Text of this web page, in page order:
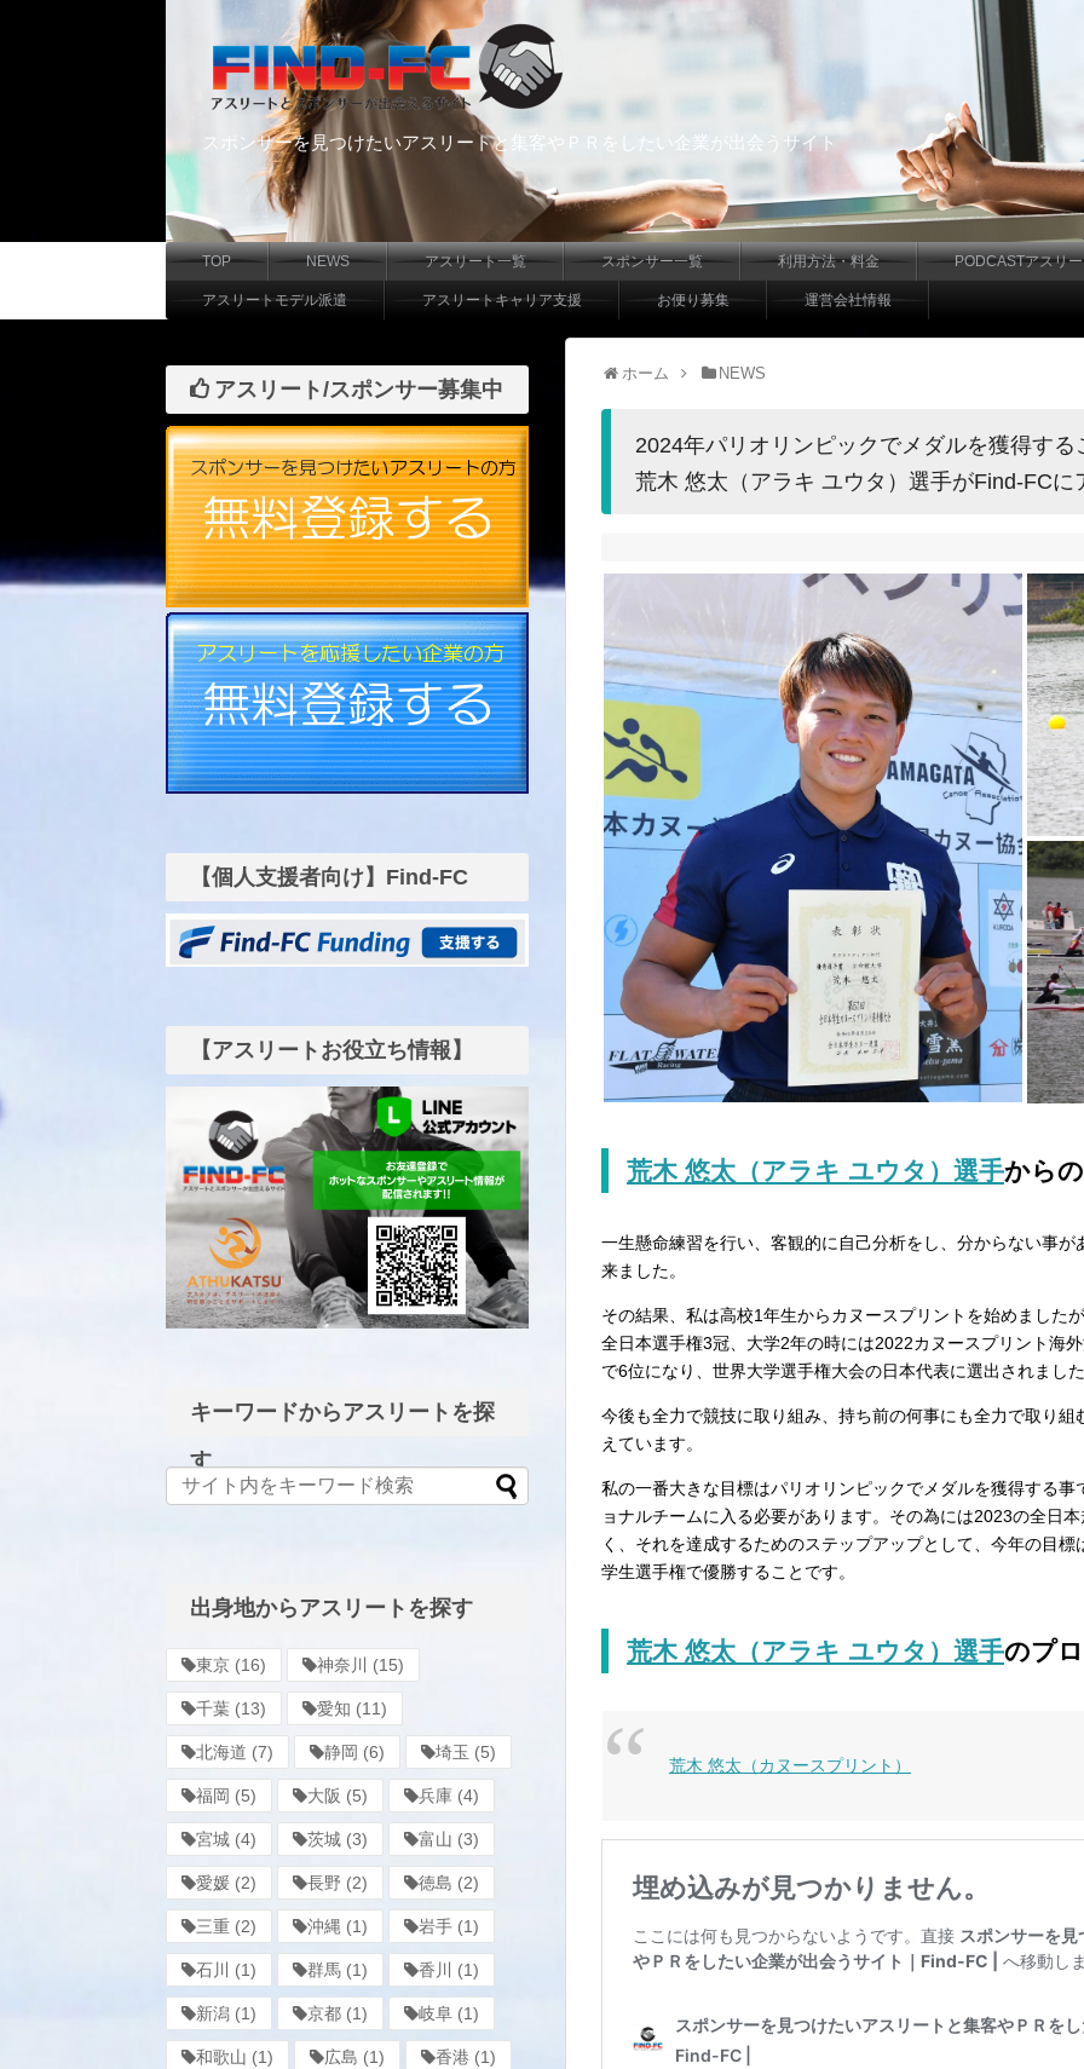
スポンサーを見つけたいアスリートと集客やＰＲをしたい企業が出会うサイト
TOP NEWS アスリート一覧 スポンサー一覧 利用方法・料金 PODCASTアスリ
アスリートモデル派遣 アスリートキャリア支援 お便り募集 運営会社情報
ホーム NEWS
2024年パリオリンピックでメダルを獲得す
荒木 悠太（アラキ ユウタ）選手がFind-FCに
荒木 悠太（アラキ ユウタ）選手から
一生懸命練習を行い、客観的に自己分析をし、分からない事
来ました。
その結果、私は高校1年生からカヌースプリントを始めました
全日本選手権3冠、大学2年の時には2022カヌースプリント海
で6位になり、世界大学選手権大会の日本代表に選出されまし
今後も全力で競技に取り組み、持ち前の何事にも全力で取り
えています。
私の一番大きな目標はパリオリンピックでメダルを獲得する
ョナルチームに入る必要があります。その為には2023の全日
く、それを達成するためのステップアップとして、今年の目
学生選手権で優勝することです。
荒木 悠太（アラキ ユウタ） 選手のプ
荒木 悠太（カヌースプリント）
アスリート/スポンサー募集中
【個人支援者向け】Find-FC
funding
【アスリートお役立ち情報】
LINE公式アカウント
キーワードからアスリートを探
す
出身地からアスリートを探す
東京 (16) 神奈川 (15)
千葉 (13) 愛知 (11)
北海道 (7) 静岡 (6) 埼玉 (5)
福岡 (5) 大阪 (5) 兵庫 (4)
宮城 (4) 茨城 (3) 富山 (3)
愛媛 (2) 長野 (2) 徳島 (2)
三重 (2) 沖縄 (1) 岩手 (1)
石川 (1) 群馬 (1) 香川 (1)
新潟 (1) 京都 (1) 岐阜 (1)
和歌山 (1) 広島 (1) 香港 (1)